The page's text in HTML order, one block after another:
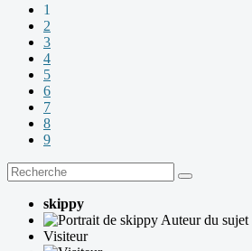
1
2
3
4
5
6
7
8
9
skippy
Auteur du sujet
Visiteur